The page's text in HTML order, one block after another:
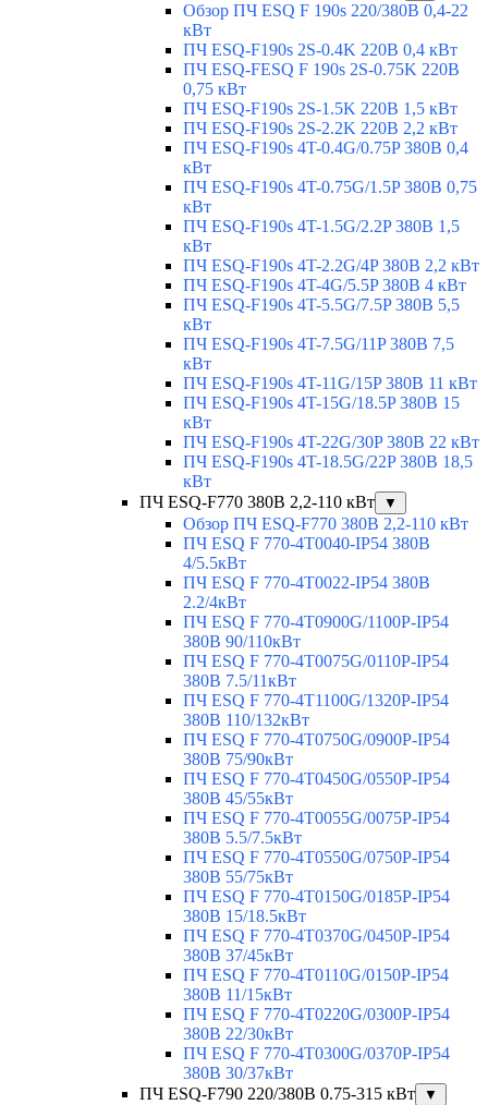
Обзор ПЧ ESQ F 190s 220/380В 0,4-22
кВт
ПЧ ESQ-F190s 2S-0.4K 220В 0,4 кВт
ПЧ ESQ-FESQ F 190s 2S-0.75K 220В
0,75 кВт
ПЧ ESQ-F190s 2S-1.5K 220В 1,5 кВт
ПЧ ESQ-F190s 2S-2.2K 220В 2,2 кВт
ПЧ ESQ-F190s 4T-0.4G/0.75P 380В 0,4
кВт
ПЧ ESQ-F190s 4T-0.75G/1.5P 380В 0,75
кВт
ПЧ ESQ-F190s 4T-1.5G/2.2P 380В 1,5
кВт
ПЧ ESQ-F190s 4T-2.2G/4P 380В 2,2 кВт
ПЧ ESQ-F190s 4T-4G/5.5P 380В 4 кВт
ПЧ ESQ-F190s 4T-5.5G/7.5P 380В 5,5
кВт
ПЧ ESQ-F190s 4T-7.5G/11P 380В 7,5
кВт
ПЧ ESQ-F190s 4T-11G/15P 380В 11 кВт
ПЧ ESQ-F190s 4T-15G/18.5P 380В 15
кВт
ПЧ ESQ-F190s 4T-22G/30P 380В 22 кВт
ПЧ ESQ-F190s 4T-18.5G/22P 380В 18,5
кВт
ПЧ ESQ-F770 380В 2,2-110 кВт
▼
Обзор ПЧ ESQ-F770 380В 2,2-110 кВт
ПЧ ESQ F 770-4T0040-IP54 380В
4/5.5кВт
ПЧ ESQ F 770-4T0022-IP54 380В
2.2/4кВт
ПЧ ESQ F 770-4Т0900G/1100P-IP54
380В 90/110кВт
ПЧ ESQ F 770-4T0075G/0110P-IP54
380В 7.5/11кВт
ПЧ ESQ F 770-4T1100G/1320P-IP54
380В 110/132кВт
ПЧ ESQ F 770-4T0750G/0900P-IP54
380В 75/90кВт
ПЧ ESQ F 770-4T0450G/0550P-IP54
380В 45/55кВт
ПЧ ESQ F 770-4T0055G/0075P-IP54
380В 5.5/7.5кВт
ПЧ ESQ F 770-4T0550G/0750P-IP54
380В 55/75кВт
ПЧ ESQ F 770-4T0150G/0185P-IP54
380В 15/18.5кВт
ПЧ ESQ F 770-4T0370G/0450P-IP54
380В 37/45кВт
ПЧ ESQ F 770-4T0110G/0150P-IP54
380В 11/15кВт
ПЧ ESQ F 770-4T0220G/0300P-IP54
380В 22/30кВт
ПЧ ESQ F 770-4T0300G/0370P-IP54
380В 30/37кВт
ПЧ ESQ-F790 220/380В 0.75-315 кВт
▼